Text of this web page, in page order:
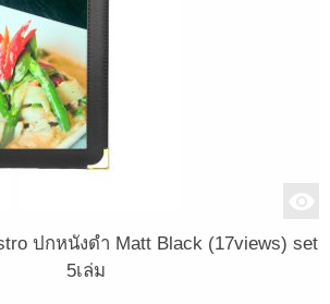
ปกหนังดำ Matt Black (17views) set
5เล่ม